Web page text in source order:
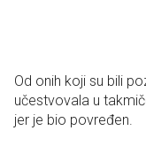
Od onih koji su bili
učestvovala u
jer je bio povređen.